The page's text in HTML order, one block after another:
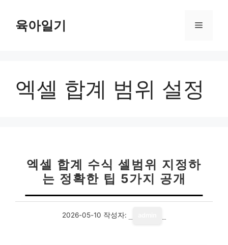
육아일기 메
엑셀 합계 범위 설정
엑셀 합계 수식 셀범위 지정하
는 정확한 팁 5가지 공개
2026-05-10 작성자: